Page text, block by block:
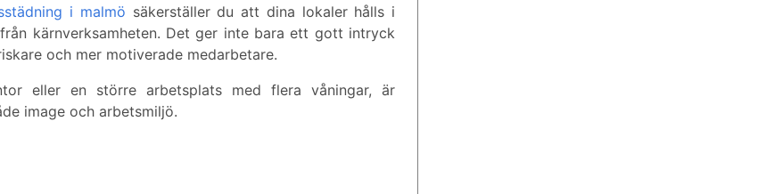
i malmö säkerställer du att dina lokaler hålls i
kärnverksamheten. Det ger inte bara ett gott intryck
och mer motiverade medarbetare.
eller en större arbetsplats med flera våningar, är
image och arbetsmiljö.